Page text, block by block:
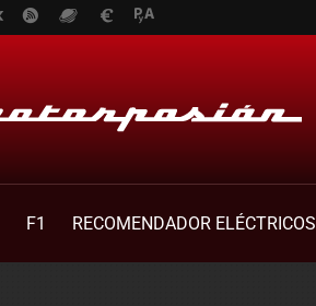
F1
RECOMENDADOR ELÉCTRICOS